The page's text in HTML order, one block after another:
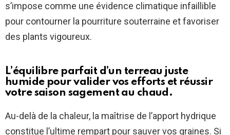
s’impose comme une évidence climatique infaillible
pour contourner la pourriture souterraine et favoriser
des plants vigoureux.
L’équilibre parfait d’un terreau juste
humide pour valider vos efforts et réussir
votre saison sagement au chaud.
Au-delà de la chaleur, la maîtrise de l’apport hydrique
constitue l’ultime rempart pour sauver vos graines. Si